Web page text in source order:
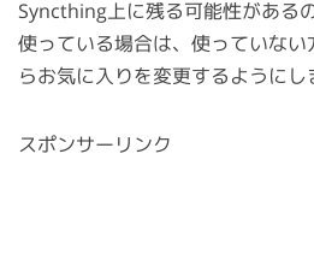
Syncthing上に残る可能性がある
使っている場合は、使っていな
らお気に入りを変更するようにし
スポンサーリンク